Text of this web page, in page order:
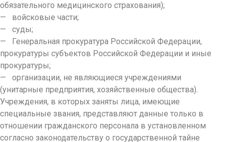
обязательного медицинского страхования);
— войсковые части;
— суды;
— Генеральная прокуратура Российской Федерации,
прокуратуры субъектов Российской Федерации и иные
прокуратуры;
— организации, не являющиеся учреждениями
(унитарные предприятия, хозяйственные общества).
Учреждения, в которых заняты лица, имеющие
специальные звания, представляют данные только в
отношении гражданского персонала в установленном
согласно законодательству о государственной тайне